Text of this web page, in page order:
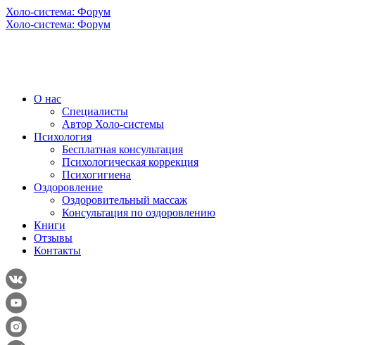
Холо-система: Форум
Холо-система: Форум
О нас
Специалисты
Автор Холо-системы
Психология
Бесплатная консультация
Психологическая коррекция
Психогигиена
Оздоровление
Оздоровительный массаж
Консультация по оздоровлению
Книги
Отзывы
Контакты